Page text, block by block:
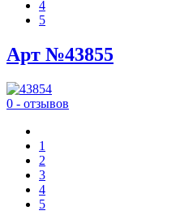
4
5
Арт №43855
0 - отзывов
1
2
3
4
5